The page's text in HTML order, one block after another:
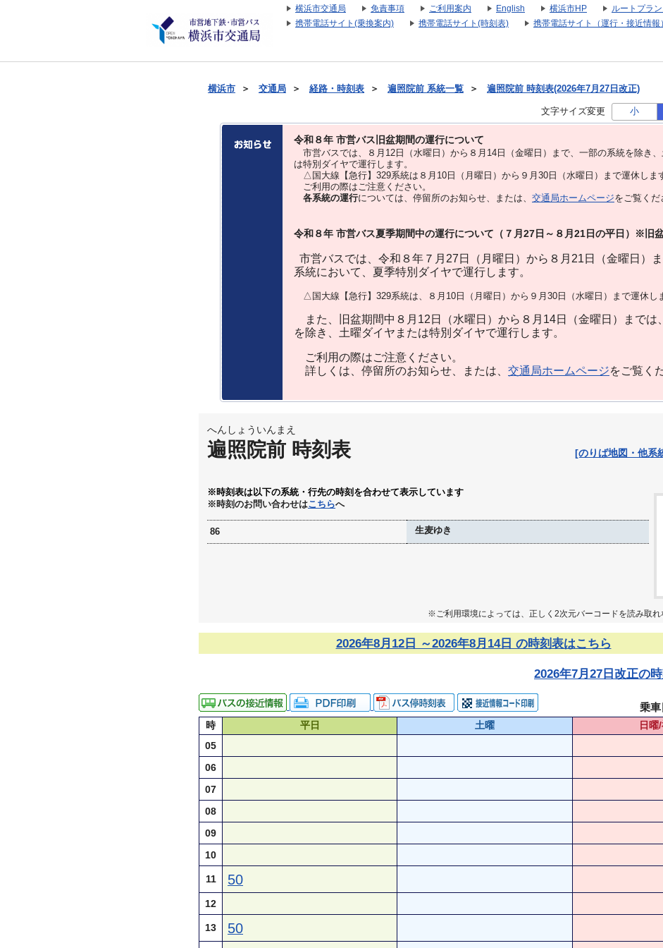
横浜市交通局 免責事項 ご利用案内 English 横浜市HP ルートプラ
携帯電話サイト(乗換案内)
携帯電話サイト(時刻表) 携帯電話サイト（運行・接近情報）
横浜市 ＞ 交通局 ＞ 経路・時刻表 ＞ 遍照院前 系統一覧 ＞ 遍照院前 時刻表(2026年7月27日改正)
文字サイズ変更 小
令和８年 市営バス旧盆期間の運行について
市営バスでは、８⽉12⽇（水曜日）から８⽉14⽇（金曜日）まで、⼀部の系統を除き
は特別ダイヤで運⾏します。
△国大線【急行】329系統は８月10日（月曜日）から９月30日（水曜日）まで運休しま
ご利用の際はご注意ください。
各系統の運行については、停留所のお知らせ、または、 交通局ホームページをご覧くだ
令和８年 市営バス夏季期間中の運行について（７月27日～８月21日の平日）※旧
市営バスでは、令和８年７月27日（月曜日）から８月21日（金曜日）
系統において、夏季特別ダイヤで運行します。
△国大線【急行】329系統は、８月10日（月曜日）から９月30日（水曜日）まで運休し
また、旧盆期間中８月12日（水曜日）から８月14日（金曜日）までは
を除き、土曜ダイヤまたは特別ダイヤで運行します。
ご利用の際はご注意ください。
詳しくは、停留所のお知らせ、または、 交通局ホームページをご覧く
へんしょういんまえ
遍照院前 時刻表 [のりば地図・他系
※時刻表は以下の系統・行先の時刻を合わせて表示しています
※時刻のお問い合わせはこちらへ
86 生麦ゆき
※ご利用環境によっては、正しく2次元バーコードを読み取れ
2026年8月12日 ～2026年8月14日 の時刻表はこちら
2026年7月27日改正の
乗車
時 平日 土曜
日曜
05
06
07
08
09
10
11 50
12
13 50